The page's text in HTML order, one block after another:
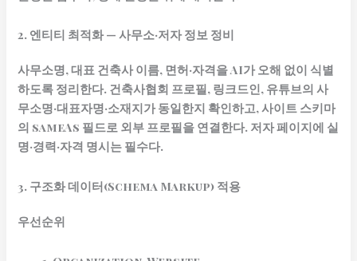
2. 엔티티 최적화 — 사무소·저자 정보 정비
사무소명, 대표 건축사 이름, 면허·자격을 AI가 오해 없이 식별
하도록 정리한다. 건축사협회 프로필, 링크드인, 유튜브의 사
무소명·대표자명·소재지가 동일한지 확인하고, 사이트 스키마
의 sameAs 필드로 외부 프로필을 연결한다. 저자 페이지에 실
명·경력·자격 명시는 필수다.
3. 구조화 데이터(Schema Markup) 적용
우선순위